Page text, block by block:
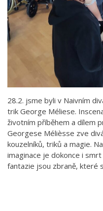
28.2. jsme byli v Naivním
trik George Méliese.
životním příběhem a dílem
Georgese Mélièsse zve
kouzelníků, triků a magie.
imaginace je dokonce i
fantazie jsou zbraně, které